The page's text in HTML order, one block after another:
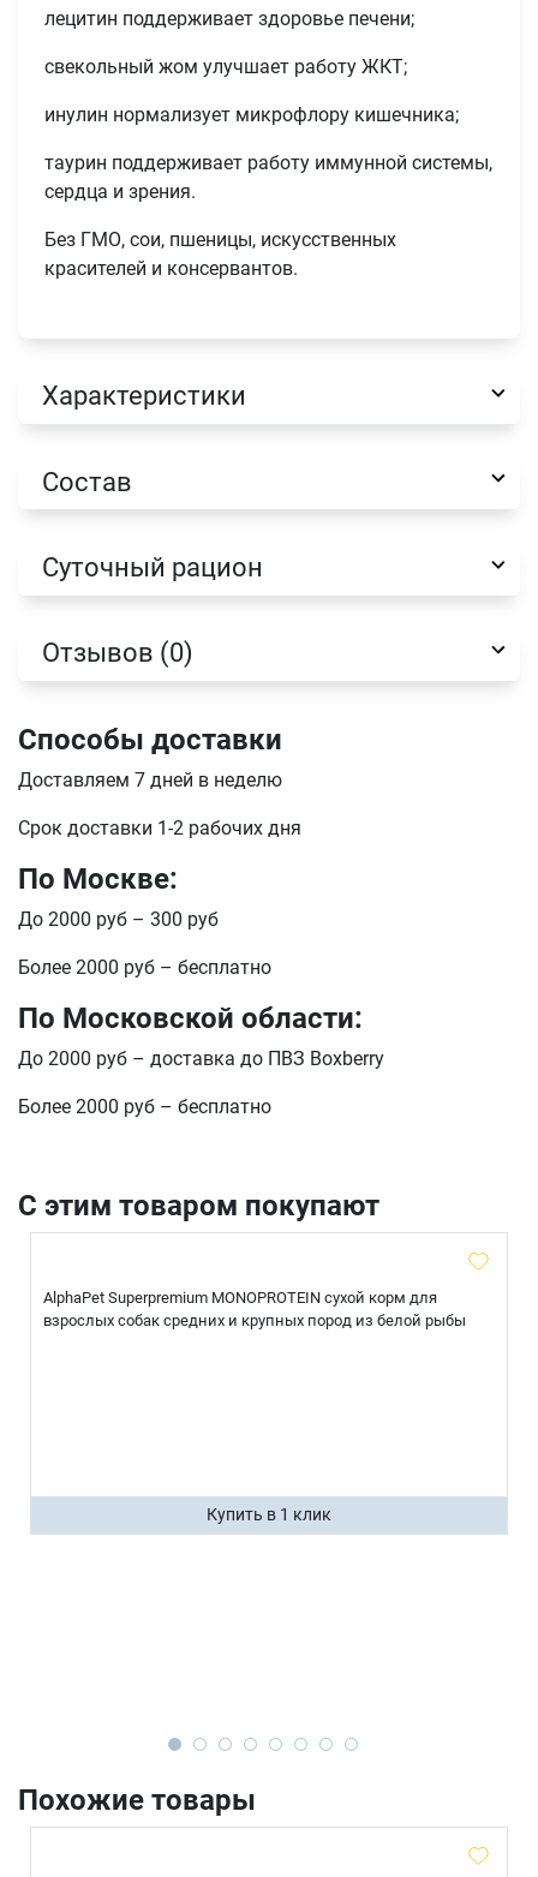
лецитин поддерживает здоровье печени;
свекольный жом улучшает работу ЖКТ;
инулин нормализует микрофлору кишечника;
таурин поддерживает работу иммунной системы,
сердца и зрения.
Без ГМО, сои, пшеницы, искусственных
красителей и консервантов.
Характеристики
Состав
Суточный рацион
Отзывов (0)
Способы доставки
Доставляем 7 дней в неделю
Срок доставки 1-2 рабочих дня
По Москве:
До 2000 руб – 300 руб
Более 2000 руб – бесплатно
По Московской области:
До 2000 руб – доставка до ПВЗ Boxberry
Более 2000 руб – бесплатно
С этим товаром покупают
AlphaPet Superpremium MONOPROTEIN сухой корм для
взрослых собак средних и крупных пород из белой рыбы
Купить в 1 клик
Похожие товары
Оформить заказ
Телефон
E-mail
отправить